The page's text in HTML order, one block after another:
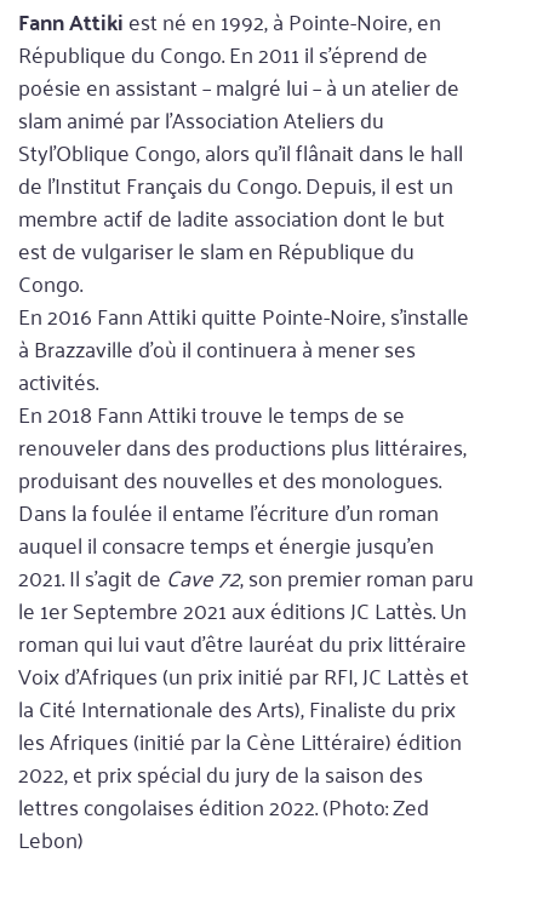
Fann Attikiest né en 1992, à Pointe-Noire, en
République du Congo. En 2011 il s’éprend de
poésie en assistant – malgré lui – à un atelier de
slam animé par l’Association Ateliers du
Styl’Oblique Congo, alors qu’il flânait dans le hall
de l’Institut Français du Congo. Depuis, il est un
membre actif de ladite association dont le but
est de vulgariser le slam en République du
Congo.
En 2016 Fann Attiki quitte Pointe-Noire, s’installe
à Brazzaville d’où il continuera à mener ses
activités.
En 2018 Fann Attiki trouve le temps de se
renouveler dans des productions plus littéraires,
produisant des nouvelles et des monologues.
Dans la foulée il entame l’écriture d’un roman
auquel il consacre temps et énergie jusqu’en
2021. Il s’agit de Cave 72, son premier roman paru
le 1er Septembre 2021 aux éditions JC Lattès. Un
roman qui lui vaut d’être lauréat du prix littéraire
Voix d’Afriques (un prix initié par RFI, JC Lattès et
la Cité Internationale des Arts), Finaliste du prix
les Afriques (initié par la Cène Littéraire) édition
2022, et prix spécial du jury de la saison des
lettres congolaises édition 2022. (Photo: Zed
Lebon)